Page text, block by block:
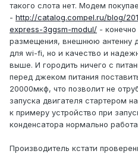
такого слота нет. Модем
- http://catalog.compel.ru/blog/
express-3ggsm-modul/ -
размещения, внешнюю антенну
для wi-fi, но и качество и
выше. И городить ничего с
перед джеком питания
20000мкф, что позволит не
запуска двигателя стартером
к примеру устройство при
конденсатора нормально
Производитель кстати